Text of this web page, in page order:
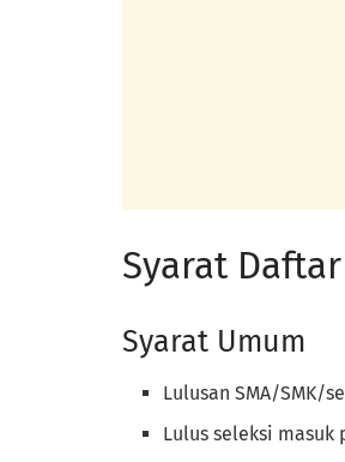
Syarat
Syarat Umum
Lulusan SMA/SMK/
Lulus seleksi